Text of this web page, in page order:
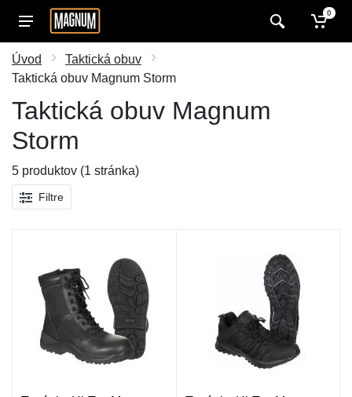
0
Úvod
Taktická obuv
Taktická obuv Magnum Storm
Taktická obuv Magnum
Storm
5 produktov (1 stránka)
Filtre